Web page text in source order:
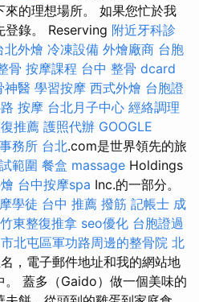
的理想場所。 如果您忙於我
登錄。 Reserving 附近牙科診
北外燴 冷凍設備 外燴廠商 台胞
骨 按摩課程 台中 整骨 dcard
神醫 學習按摩 西式外燴 台胞證
按摩 台北月子中心 經絡調理
推薦 護照代辦 GOOGLE
務所 台北.com是世界領先的旅
範圍 餐盒 massage Holdings
台中按摩spa Inc.的一部分。
學徒 台中 推薦 撥筋 記帳士 成
竹東整復推拿 seo優化 台胞證過
北屯區軍功路周邊的整骨院 北
，電子郵件地址和我的網站地
。 蓋多（Gaido）做一個美味的